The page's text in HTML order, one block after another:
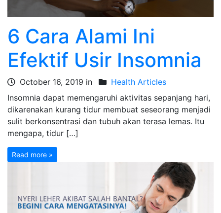
6 Cara Alami Ini
Efektif Usir Insomnia
October 16, 2019 in
Health Articles
Insomnia dapat memengaruhi aktivitas sepanjang hari,
dikarenakan kurang tidur membuat seseorang menjadi
sulit berkonsentrasi dan tubuh akan terasa lemas. Itu
mengapa, tidur […]
Read more »